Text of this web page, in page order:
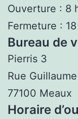
Ouverture : 8
Fermeture :
Bureau de
Pierris 3
Rue
77100 Meaux
Horaire